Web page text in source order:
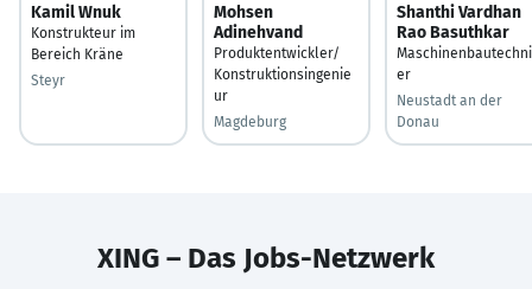
Kamil Wnuk
Konstrukteur im
Bereich Kräne
Steyr
Mohsen
Adinehvand
Produktentwickler/
Konstruktionsingenie
ur
Magdeburg
Shanthi Vardhan
Rao Basuthkar
er
Neustadt an der
Donau
XING – Das Jobs-Netzwerk